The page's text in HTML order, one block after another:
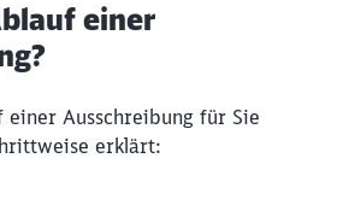
einer
Ausschreibung für Sie
erklärt: